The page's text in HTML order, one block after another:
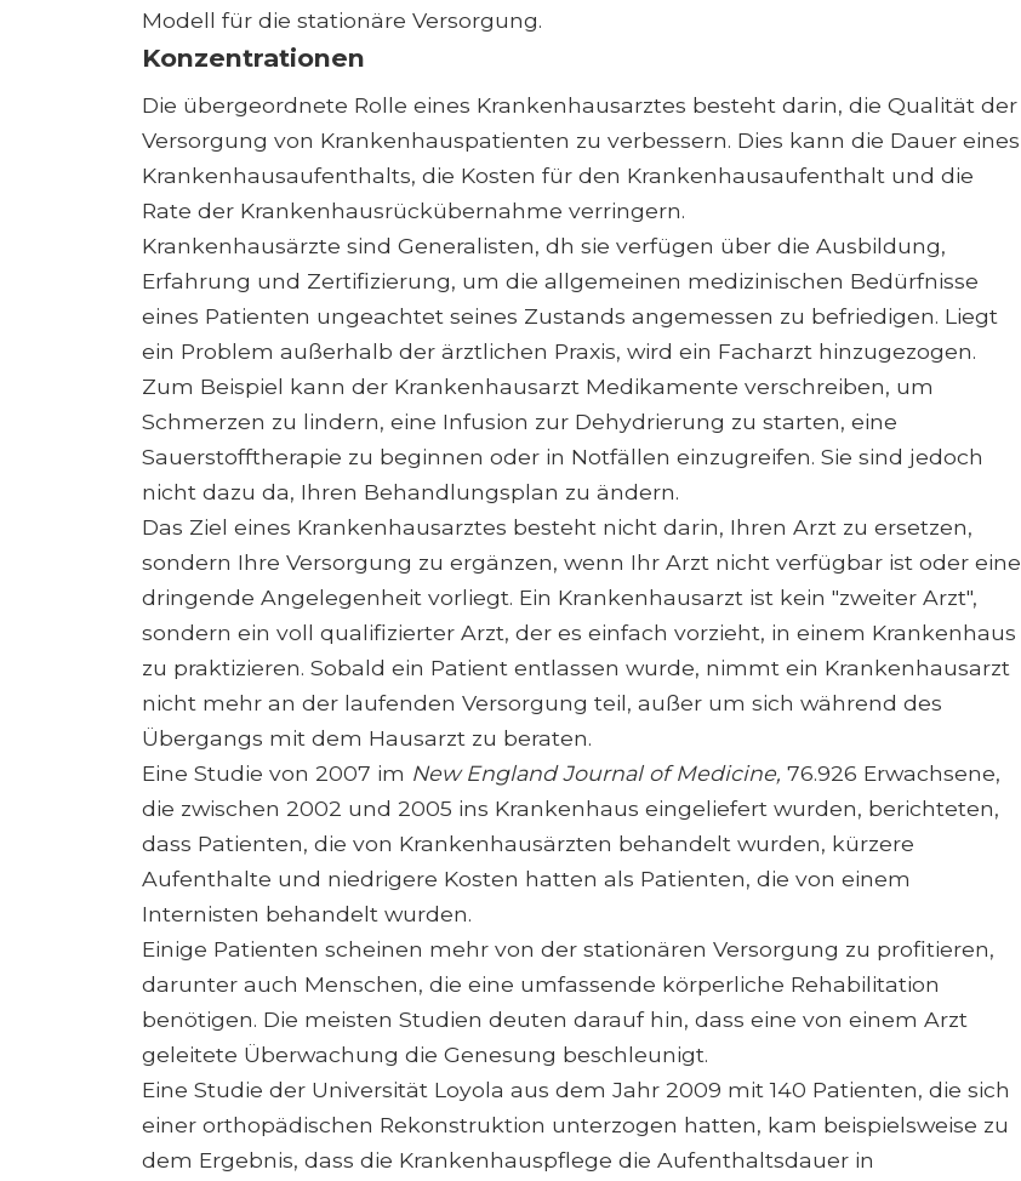
Modell für die stationäre Versorgung.
Konzentrationen
Die übergeordnete Rolle eines Krankenhausarztes besteht darin, die Qualität der
Versorgung von Krankenhauspatienten zu verbessern. Dies kann die Dauer eines
Krankenhausaufenthalts, die Kosten für den Krankenhausaufenthalt und die
Rate der Krankenhausrückübernahme verringern.
Krankenhausärzte sind Generalisten, dh sie verfügen über die Ausbildung,
Erfahrung und Zertifizierung, um die allgemeinen medizinischen Bedürfnisse
eines Patienten ungeachtet seines Zustands angemessen zu befriedigen. Liegt
ein Problem außerhalb der ärztlichen Praxis, wird ein Facharzt hinzugezogen.
Zum Beispiel kann der Krankenhausarzt Medikamente verschreiben, um
Schmerzen zu lindern, eine Infusion zur Dehydrierung zu starten, eine
Sauerstofftherapie zu beginnen oder in Notfällen einzugreifen. Sie sind jedoch
nicht dazu da, Ihren Behandlungsplan zu ändern.
Das Ziel eines Krankenhausarztes besteht nicht darin, Ihren Arzt zu ersetzen,
sondern Ihre Versorgung zu ergänzen, wenn Ihr Arzt nicht verfügbar ist oder eine
dringende Angelegenheit vorliegt. Ein Krankenhausarzt ist kein "zweiter Arzt",
sondern ein voll qualifizierter Arzt, der es einfach vorzieht, in einem Krankenhaus
zu praktizieren. Sobald ein Patient entlassen wurde, nimmt ein Krankenhausarzt
nicht mehr an der laufenden Versorgung teil, außer um sich während des
Übergangs mit dem Hausarzt zu beraten.
Eine Studie von 2007 im New England Journal of Medicine, 76.926 Erwachsene,
die zwischen 2002 und 2005 ins Krankenhaus eingeliefert wurden, berichteten,
dass Patienten, die von Krankenhausärzten behandelt wurden, kürzere
Aufenthalte und niedrigere Kosten hatten als Patienten, die von einem
Internisten behandelt wurden.
Einige Patienten scheinen mehr von der stationären Versorgung zu profitieren,
darunter auch Menschen, die eine umfassende körperliche Rehabilitation
benötigen. Die meisten Studien deuten darauf hin, dass eine von einem Arzt
geleitete Überwachung die Genesung beschleunigt.
Eine Studie der Universität Loyola aus dem Jahr 2009 mit 140 Patienten, die sich
einer orthopädischen Rekonstruktion unterzogen hatten, kam beispielsweise zu
dem Ergebnis, dass die Krankenhauspflege die Aufenthaltsdauer in